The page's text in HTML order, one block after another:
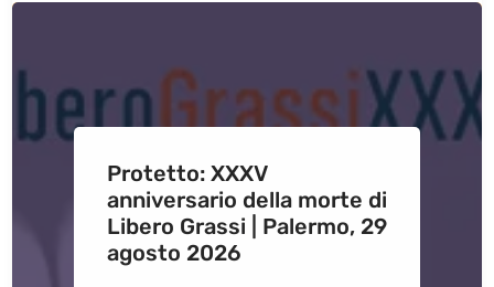
Protetto: XXXV
anniversario della morte di
Libero Grassi | Palermo, 29
agosto 2026